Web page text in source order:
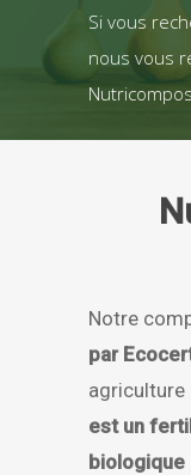
Si vous
nous vous
Notre
par
agriculture
est un
biologique